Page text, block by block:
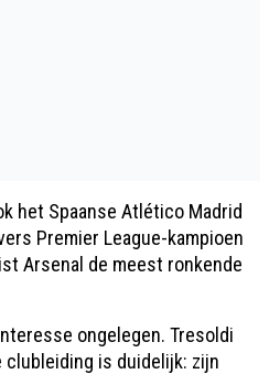
het Spaanse Atlético Madrid
Premier League-kampioen
Arsenal de meest ronkende
ongelegen. Tresoldi
is duidelijk: zijn